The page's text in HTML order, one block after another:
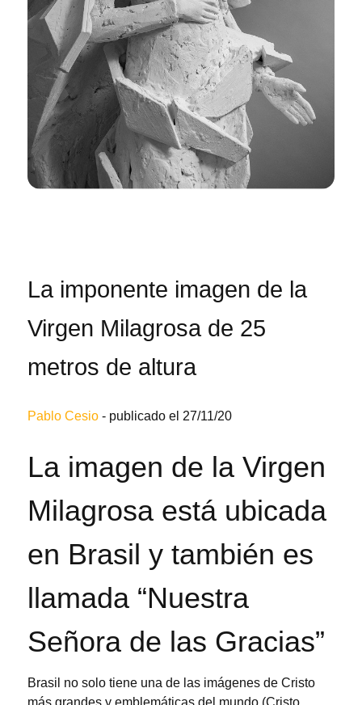
La imponente imagen de la
Virgen Milagrosa de 25
metros de altura
Pablo Cesio - publicado el 27/11/20
La imagen de la Virgen
Milagrosa está ubicada
en Brasil y también es
llamada “Nuestra
Señora de las Gracias”
Brasil no solo tiene una de las imágenes de Cristo
más grandes y emblemáticas del mundo (Cristo